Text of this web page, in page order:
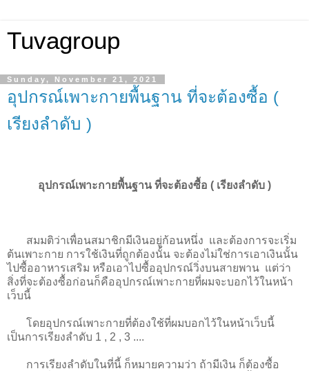
Tuvagroup
Sunday, November 21, 2021
อุปกรณ์เพาะกายพื้นฐาน ที่จะต้องซื้อ (
เรียงลำดับ )
อุปกรณ์เพาะกายพื้นฐาน ที่จะต้องซื้อ ( เรียงลำดับ )
สมมติว่าเพื่อนสมาชิกมีเงินอยู่ก้อนหนึ่ง และต้องการจะเริ่ม
ต้นเพาะกาย การใช้เงินที่ถูกต้องนั้น จะต้องไม่ใช่การเอาเงินนั้น
ไปซื้ออาหารเสริม หรือเอาไปซื้ออุปกรณ์วิ่งบนสายพาน แต่ว่า
สิ่งที่จะต้องซื้อก่อนก็คืออุปกรณ์เพาะกายที่ผมจะบอกไว้ในหน้า
เว็บนี้
โดยอุปกรณ์เพาะกายที่ต้องใช้ที่ผมบอกไว้ในหน้าเว็บนี้
เป็นการเรียงลำดับ 1 , 2 , 3 ....
การเรียงลำดับในที่นี้ ก็หมายความว่า ถ้ามีเงิน ก็ต้องซื้อ